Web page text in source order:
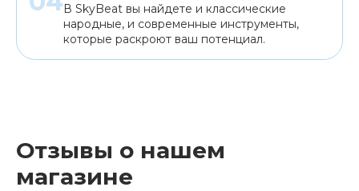
В SkyBeat вы найдете и классические
народные, и современные инструменты,
которые раскроют ваш потенциал.
Отзывы о нашем
магазине